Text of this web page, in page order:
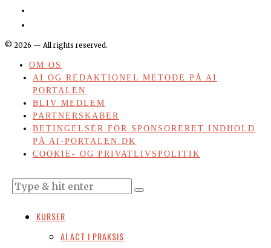
© 2026 — All rights reserved.
OM OS
AI OG REDAKTIONEL METODE PÅ AI
PORTALEN
BLIV MEDLEM
PARTNERSKABER
BETINGELSER FOR SPONSORERET INDHOLD
PÅ AI-PORTALEN.DK
COOKIE- OG PRIVATLIVSPOLITIK
KURSER
AI ACT I PRAKSIS